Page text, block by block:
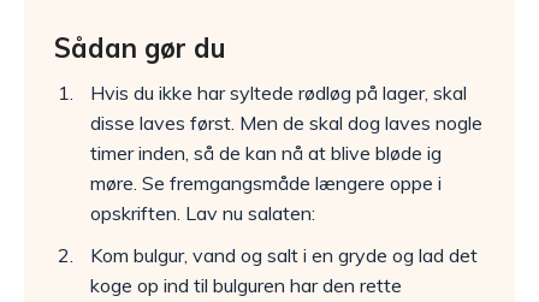
Sådan gør du
Hvis du ikke har syltede rødløg på lager, skal
disse laves først. Men de skal dog laves nogle
timer inden, så de kan nå at blive bløde ig
møre. Se fremgangsmåde længere oppe i
opskriften. Lav nu salaten:
Kom bulgur, vand og salt i en gryde og lad det
koge op ind til bulguren har den rette